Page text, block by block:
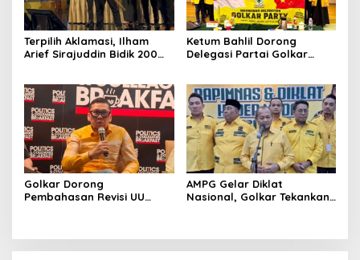
Terpilih Aklamasi, Ilham
Arief Sirajuddin Bidik 200
Ketum Bahlil Dorong
Delegasi Partai Golkar
Hingga Industrialisasi dari
China
Golkar Dorong
Pembahasan Revisi UU
AMPG Gelar Diklat
Nasional, Golkar Tekankan